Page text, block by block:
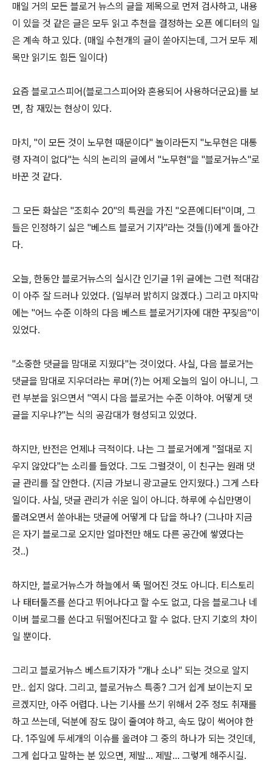
매일 거의 모든 블로거 뉴스의 글을 제목으로 먼저 검사하고, 내용
이 있을 것 같은 글은 모두 읽고 추천을 결정하는 오픈 에디터의 일
은 계속 하고 있다. (매일 수천개의 글이 쏟아지는데, 그거 모두 제
목만 읽기도 힘든 일이다)
요즘 블로고스피어(블로그스피어와 혼용되어 사용하더군요)를 보
면, 참 재밌는 현상이 있다.
마치, "이 모든 것이 노무현 때문이다" 놀이라든지 "노무현은 대통
령 자격이 없다"는 식의 논리의 글에서 "노무현"을 "블로거뉴스"로
바꾼 것 같다.
그 모든 화살은 "조회수 20"의 특권을 가진 "오픈에디터"이며, 그
들은 인정하기 싫은 "베스트 블로거 기자"라는 것들(!)에게 돌아간
다.
오늘, 한동안 블로거뉴스의 실시간 인기글 1위 글에는 그런 적대감
이 아주 잘 드러나 있었다. (일부러 밝히지 않겠다.) 그리고 마지막
에는 "어느 수준 이하의 다음 베스트 블로거기자에 대한 꾸짖음"이
있었다.
"소중한 댓글을 맘대로 지웠다"는 것이었다. 사실, 다음 블로거는
댓글을 맘대로 지우더라는 루머(?)는 어제 오늘의 일이 아니니, 그
런 부분을 읽으면서 "역시 다음 블로거는 수준 이하야. 어떻게 댓
글을 지우냐?"는 식의 공감대가 형성되고 있었다.
하지만, 반전은 언제나 극적이다. 나는 그 블로거에게 "절대로 지
우지 않았다"는 소리를 들었다. 그도 그럴것이, 이 친구는 원래 댓
글 관리를 잘 안한다. (지금 가보니 광고글도 안지웠다.) 그게 스타
일이다. 사실, 댓글 관리가 쉬운 일이 아니다. 하루에 수십만명이
몰려오면서 쏟아내는 댓글에 어떻게 다 답을 하나? (그나마 지금
은 자기 블로그로 오지만 얼마전만 해도 다른 공간에 쌓였다는
것..)
하지만, 블로거뉴스가 하늘에서 뚝 떨어진 것도 아니다. 티스토리
나 태터툴즈를 쓴다고 뛰어나다고 할 수도 없고, 다음 블로그나 네
이버 블로그를 쓴다고 뒤떨어진다고 할 수 없다. 단지 기호의 차이
일 뿐이다.
그리고 블로거뉴스 베스트기자가 "개나 소나" 되는 것으로 알지
만.. 쉽지 않다. 그리고, 블로거뉴스 특종? 그거 쉽게 보이는지 모
르겠지만, 아주 어렵다. 나는 기사를 쓰기 위해서 2주 정도 취재를
하고 쓰는데, 덕분에 잠도 많이 줄여야 하고, 속도 많이 썩어야 한
다. 1주일에 두세개의 이슈를 올려야 그 중의 하나가 되는 것인데,
그게 쉽다고 말하는 분 있으면, 제발... 제발... 그렇게 해주시길.